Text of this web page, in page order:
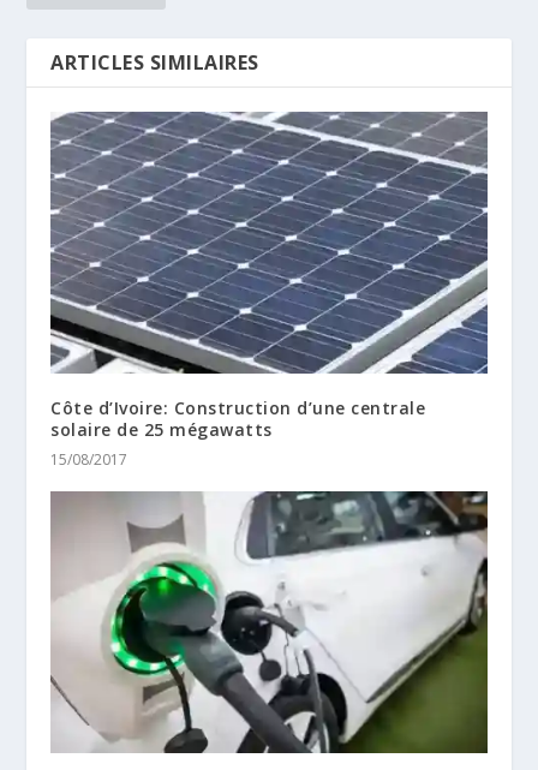
ARTICLES SIMILAIRES
Côte d’Ivoire: Construction d’une centrale
solaire de 25 mégawatts
15/08/2017